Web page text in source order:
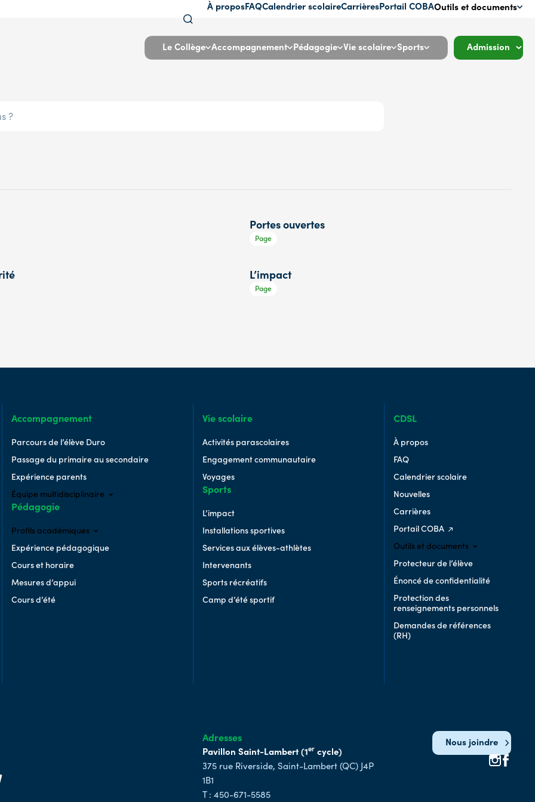
À proposFAQCalendrier scolaireCarrièresPortail COBAOutils et documents
Le Collège Accompagnement Pédagogie Vie scolaire Sports Admission
Portes ouvertes
Page
Page
L’impact
Page
Page
Accompagnement
Parcours de l’élève Duro
Passage du primaire au secondaire
Expérience parents
Équipe multidisciplinaire
Techniciens en éducation spécialisée
Conseillères en orientation
Psychologue
Infirmier
Pédagogie
Profils académiques
Arts
Langue et communication
Monde et leadership
Science et technologie
Expérience pédagogique
Cours et horaire
Mesures d’appui
Cours d’été
Vie scolaire
Activités parascolaires
Engagement communautaire
Voyages
Sports
L’impact
Installations sportives
Services aux élèves-athlètes
Intervenants
Sports récréatifs
Camp d’été sportif
CDSL
À propos
FAQ
Calendrier scolaire
Nouvelles
Carrières
Portail COBA
Outils et documents
Accès moodle
Code vestimentaire
Politique numérique
Document synthèse du
Protecteur de l’élève
Énoncé de confidentialité
Protection des
renseignements personnels
Demandes de références
(RH)
Adresses
Pavillon Saint-Lambert (1ercycle)
375 rue Riverside, Saint-Lambert (QC) J4P
1B1
T : 450-671-5585
Nous joindre